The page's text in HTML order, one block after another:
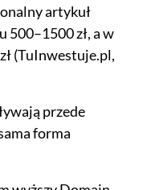
artykuł
500–1500 zł, a w
(TuInwestuje.pl,
przede
forma